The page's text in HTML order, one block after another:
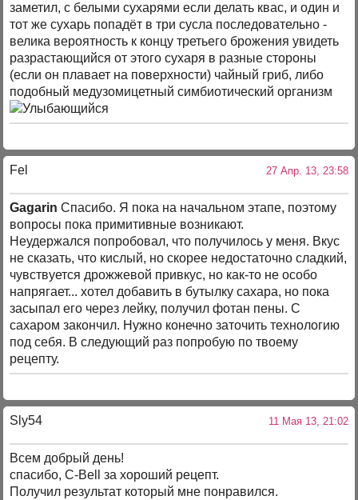
заметил, с белыми сухарями если делать квас, и один и
тот же сухарь попадёт в три сусла последовательно -
велика вероятность к концу третьего брожения увидеть
разрастающийся от этого сухаря в разные стороны
(если он плавает на поверхности) чайный гриб, либо
подобный медузомицетный симбиотический организм
Fel 27 Апр. 13, 23:58
Gagarin Спасибо. Я пока на начальном этапе, поэтому
вопросы пока примитивные возникают.
Неудержался попробовал, что получилось у меня. Вкус
не сказать, что кислый, но скорее недостаточно сладкий,
чувствуется дрожжевой привкус, но как-то не особо
напрягает... хотел добавить в бутылку сахара, но пока
засыпал его через лейку, получил фотан пены. С
сахаром закончил. Нужно конечно заточить технологию
под себя. В следующий раз попробую по твоему
рецепту.
Sly54 11 Мая 13, 21:02
Всем добрый день!
спасибо, C-Bell за хороший рецепт.
Получил результат который мне понравился.